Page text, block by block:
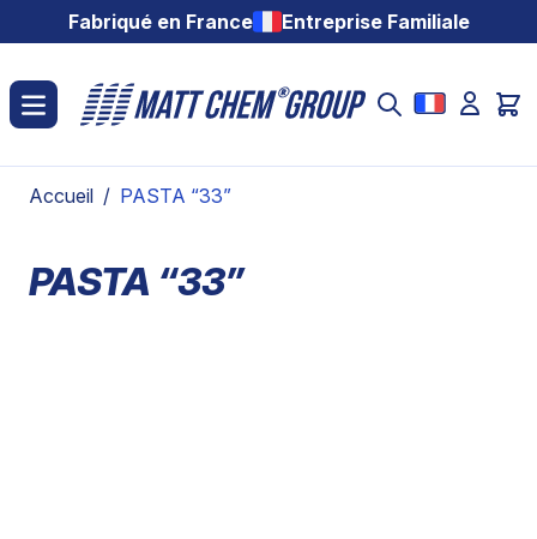
Aller au contenuFabriqué en France Entreprise Familiale
Accueil / PASTA “33”
PASTA “33”